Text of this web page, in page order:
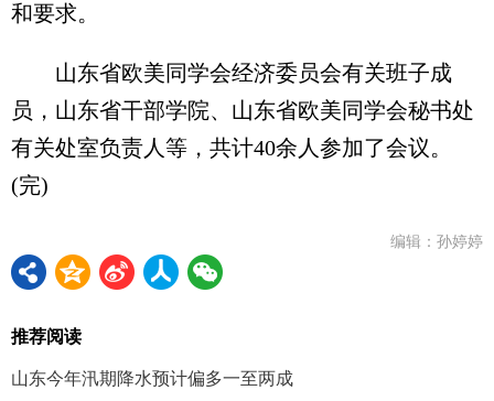
和要求。
山东省欧美同学会经济委员会有关班子成
员，山东省干部学院、山东省欧美同学会秘书处
有关处室负责人等，共计40余人参加了会议。
(完)
编辑：孙婷婷
推荐阅读
山东今年汛期降水预计偏多一至两成